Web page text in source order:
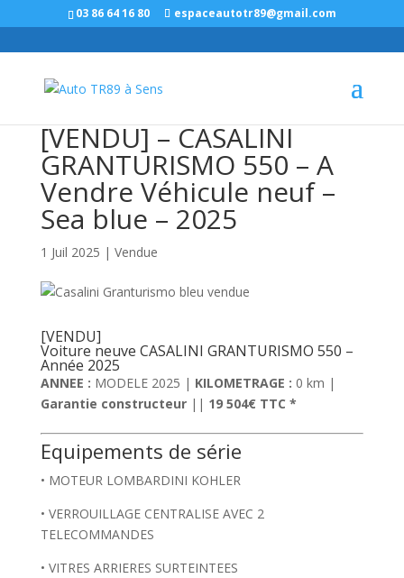
Panneau de gestion des cookies
03 86 64 16 80 espaceautotr89@gmail.com
[VENDU] – CASALINI
GRANTURISMO 550 – A
Vendre Véhicule neuf –
Sea blue – 2025
1 Juil 2025 | Vendue
[VENDU]
Voiture neuve CASALINI GRANTURISMO 550 –
Année 2025
ANNEE : MODELE 2025 | KILOMETRAGE : 0 km |
Garantie constructeur || 19 504€ TTC *
Equipements de série
• MOTEUR LOMBARDINI KOHLER
• VERROUILLAGE CENTRALISE AVEC 2
TELECOMMANDES
• VITRES ARRIERES SURTEINTEES